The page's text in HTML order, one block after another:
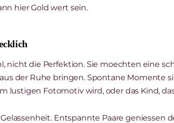
hier Gold wert sein.
nicht die Perfektion. Sie moechten eine
der Ruhe bringen. Spontane Momente
lustigen Fotomotiv wird, oder das Kind,
Entspannte Paare geniessen